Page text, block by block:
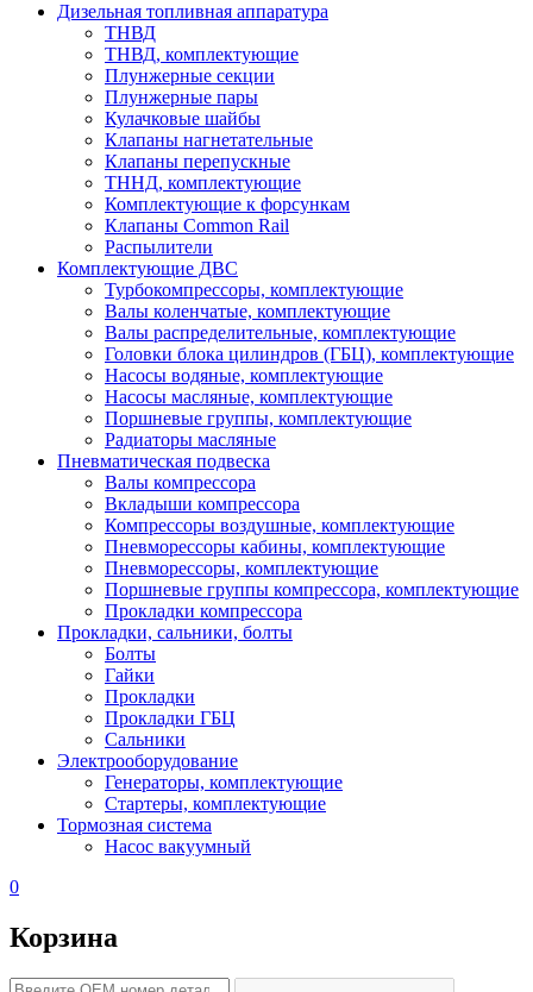
Дизельная топливная аппаратура
ТНВД
ТНВД, комплектующие
Плунжерные секции
Плунжерные пары
Кулачковые шайбы
Клапаны нагнетательные
Клапаны перепускные
ТННД, комплектующие
Комплектующие к форсункам
Клапаны Common Rail
Распылители
Комплектующие ДВС
Турбокомпрессоры, комплектующие
Валы коленчатые, комплектующие
Валы распределительные, комплектующие
Головки блока цилиндров (ГБЦ), комплектующие
Насосы водяные, комплектующие
Насосы масляные, комплектующие
Поршневые группы, комплектующие
Радиаторы масляные
Пневматическая подвеска
Валы компрессора
Вкладыши компрессора
Компрессоры воздушные, комплектующие
Пневморессоры кабины, комплектующие
Пневморессоры, комплектующие
Поршневые группы компрессора, комплектующие
Прокладки компрессора
Прокладки, сальники, болты
Болты
Гайки
Прокладки
Прокладки ГБЦ
Сальники
Электрооборудование
Генераторы, комплектующие
Стартеры, комплектующие
Тормозная система
Насос вакуумный
0
Корзина